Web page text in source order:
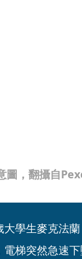
，翻攝自
大學生麥克法蘭
梯突然急速下